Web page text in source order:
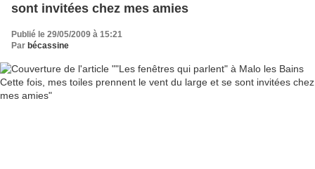
sont invitées chez mes amies
Publié le 29/05/2009 à 15:21
Par bécassine